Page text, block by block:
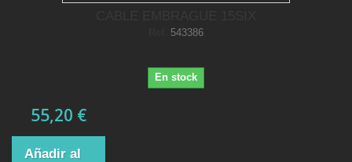
543386
En stock
55,20 €
Añadir al